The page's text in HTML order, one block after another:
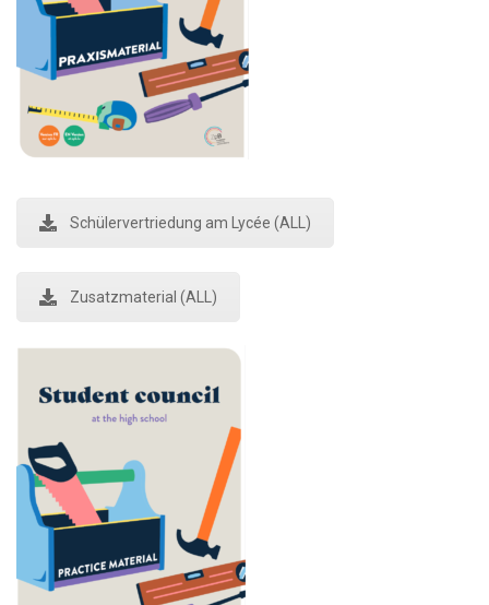
Schülervertriedung am Lycée (ALL)
Zusatzmaterial (ALL)